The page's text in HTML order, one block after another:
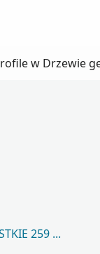
w Drzewie
259 578